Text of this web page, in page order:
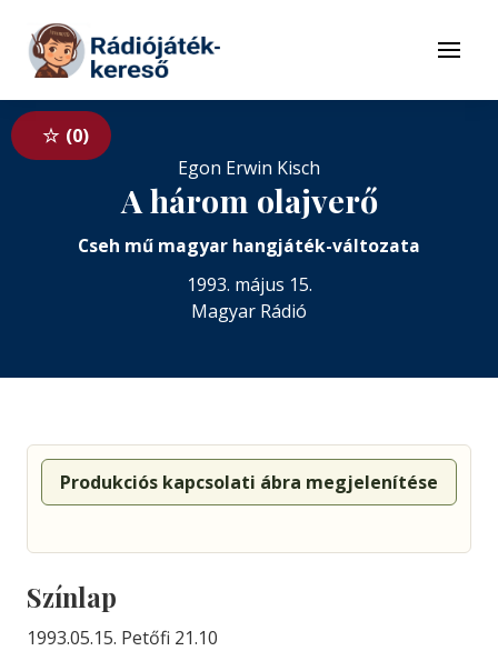
Tovább a tartalomhoz
Menü
0
Egon Erwin Kisch
A három olajverő
Cseh mű magyar hangjáték-változata
1993. május 15.
Magyar Rádió
Produkciós kapcsolati ábra megjelenítése
Színlap
1993.05.15. Petőfi 21.10